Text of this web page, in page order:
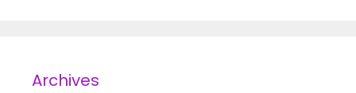
Archives